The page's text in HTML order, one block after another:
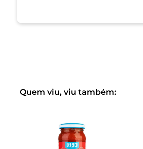
Quem viu, viu também: